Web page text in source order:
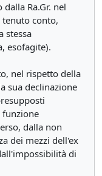
Ra.Gr. nel
conto,
stessa
esofagite).
nel rispetto della
sua declinazione
dalla non
dei mezzi dell'ex
di